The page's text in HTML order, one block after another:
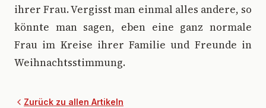
ihrer Frau. Vergisst man einmal alles andere, so
könnte man sagen, eben eine ganz normale
Frau im Kreise ihrer Familie und Freunde in
Weihnachtsstimmung.
Zurück zu allen Artikeln